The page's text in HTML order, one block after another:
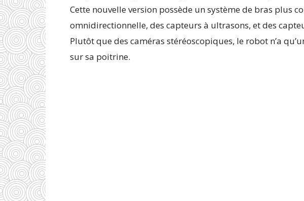
Cette nouvelle version possède un système de bras plus
omnidirectionnelle, des capteurs à ultrasons, et des
Plutôt que des caméras stéréoscopiques, le robot n’a
sur sa poitrine.